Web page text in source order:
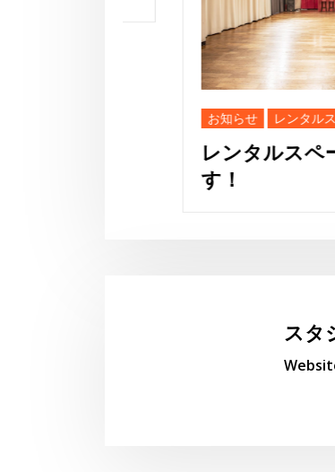
レンタルスタジオ
レンタルスペース空い